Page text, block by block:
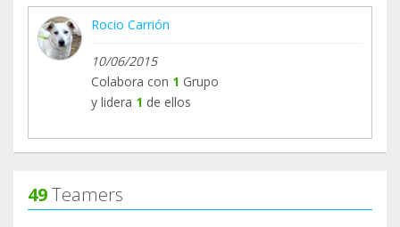
Rocio Carrión
10/06/2015
Colabora con 1 Grupo
y lidera 1 de ellos
49Teamers